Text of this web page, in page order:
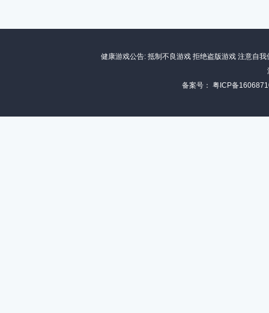
健康游戏公告: 抵制不良游戏 拒绝盗版游戏 注意自
备案号： 粤ICP备